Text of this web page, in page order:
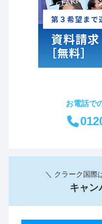
お電話で
＼ クラーク国際
キャン